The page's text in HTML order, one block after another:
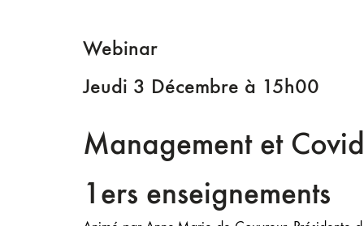
Webinar
Jeudi 3 Décembre à 15h00
Management et
1ers enseignements